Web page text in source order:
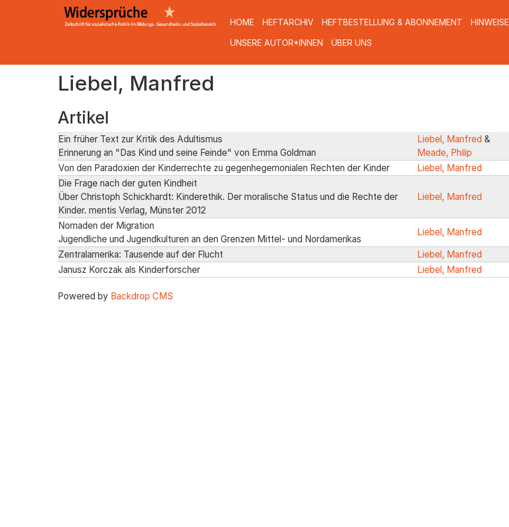
HOME HEFTARCHIV HEFTBESTELLUNG & ABONNEMENT HINWEISE
UNSERE AUTOR*INNEN ÜBER UNS
Liebel, Manfred
Artikel
Ein früher Text zur Kritik des Adultismus
Erinnerung an "Das Kind und seine Feinde" von Emma Goldman
Liebel, Manfred &
Meade, Philip
Von den Paradoxien der Kinderrechte zu gegenhegemonialen Rechten der Kinder
Liebel, Manfred
Die Frage nach der guten Kindheit
Über Christoph Schickhardt: Kinderethik. Der moralische Status und die Rechte der
Kinder. mentis Verlag, Münster 2012
Liebel, Manfred
Nomaden der Migration
Jugendliche und Jugendkulturen an den Grenzen Mittel- und Nordamerikas
Liebel, Manfred
Zentralamerika: Tausende auf der Flucht
Liebel, Manfred
Janusz Korczak als Kinderforscher
Liebel, Manfred
Powered by Backdrop CMS